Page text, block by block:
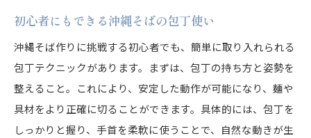
沖縄そばの仕込みに必要な包丁知識
沖縄そばの本当の味を包丁で味わう
包丁が決める沖縄そばの旨味と食感
沖縄そばの美味しさに包丁が関与
初心者にもできる沖縄そばの包丁使い
沖縄そば作りに挑戦する初心者でも、簡単に取り入れられる
包丁テクニックがあります。まずは、包丁の持ち方と姿勢を
整えること。これにより、安定した動作が可能になり、麺や
具材をより正確に切ることができます。具体的には、包丁を
しっかりと握り、手首を柔軟に使うことで、自然な動きが生